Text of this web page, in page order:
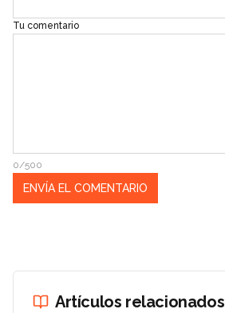
Tu comentario
0/500
Artículos relacionados